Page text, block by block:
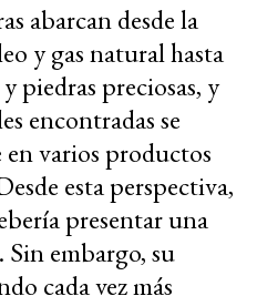
abarcan desde la
y gas natural hasta
piedras preciosas, y
encontradas se
varios productos
esta perspectiva,
presentar una
embargo, su
cada vez más